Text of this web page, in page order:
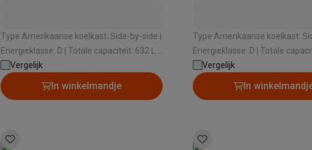
Type Amerikaanse koelkast: Side-by-side |
Energieklasse: D | Totale capaciteit: 632 L |
Dispenser: Water- en ijsverdeler |
Geluidsniveau: 35 dB
Vergelijk
In winkelmandje
Type Amerikaanse koelkast:
Energieklasse: D | Totale capaciteit: 621 L |
Dispenser: Water- en ijsverdeler |
Geluidsniveau: 36 dB
Vergelijk
In